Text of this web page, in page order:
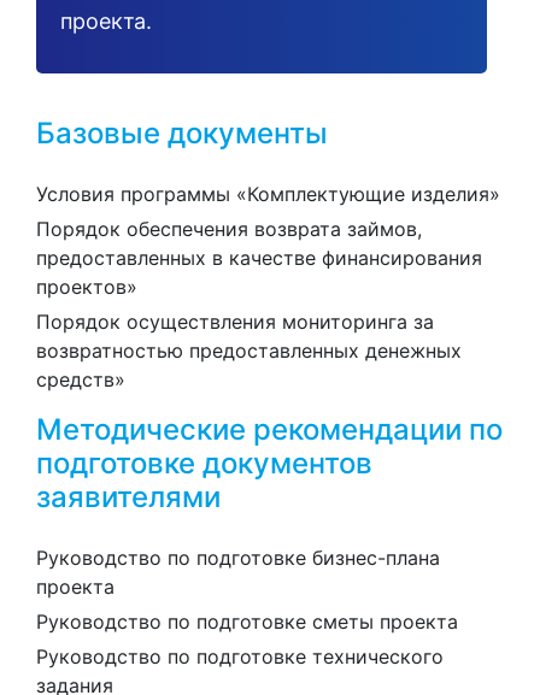
проекта.
Базовые документы
Условия программы «Комплектующие изделия»
Порядок обеспечения возврата займов,
предоставленных в качестве финансирования
проектов»
Порядок осуществления мониторинга за
возвратностью предоставленных денежных
средств»
Методические рекомендации по
подготовке документов
заявителями
Руководство по подготовке бизнес-плана
проекта
Руководство по подготовке сметы проекта
Руководство по подготовке технического
задания